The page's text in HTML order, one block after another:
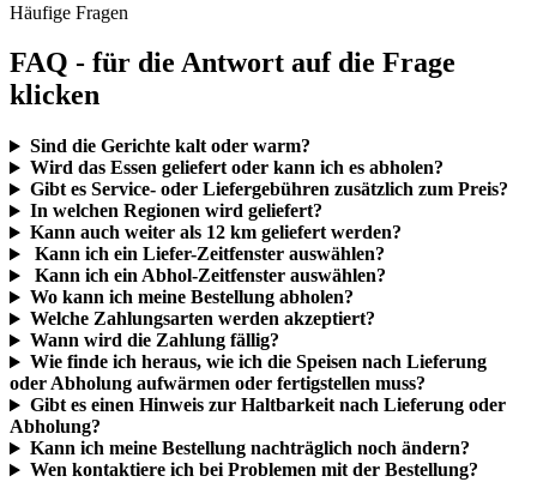
Häufige Fragen
FAQ - für die Antwort auf die Frage
klicken
Sind die Gerichte kalt oder warm?
Wird das Essen geliefert oder kann ich es abholen?
Gibt es Service- oder Liefergebühren zusätzlich zum Preis?
In welchen Regionen wird geliefert?
Kann auch weiter als 12 km geliefert werden?
Kann ich ein Liefer-Zeitfenster auswählen?
Kann ich ein Abhol-Zeitfenster auswählen?
Wo kann ich meine Bestellung abholen?
Welche Zahlungsarten werden akzeptiert?
Wann wird die Zahlung fällig?
Wie finde ich heraus, wie ich die Speisen nach Lieferung
oder Abholung aufwärmen oder fertigstellen muss?
Gibt es einen Hinweis zur Haltbarkeit nach Lieferung oder
Abholung?
Kann ich meine Bestellung nachträglich noch ändern?
Wen kontaktiere ich bei Problemen mit der Bestellung?